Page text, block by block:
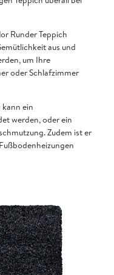
Runder Teppich
aus und
um Ihre
oder Schlafzimmer
kann ein
werden, oder ein
Zudem ist er